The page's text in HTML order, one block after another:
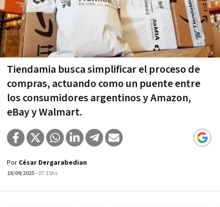
Tiendamia busca simplificar el proceso de
compras, actuando como un puente entre
los consumidores argentinos y Amazon,
eBay y Walmart.
Por César Dergarabedian
18/09/2025- 07:15hs